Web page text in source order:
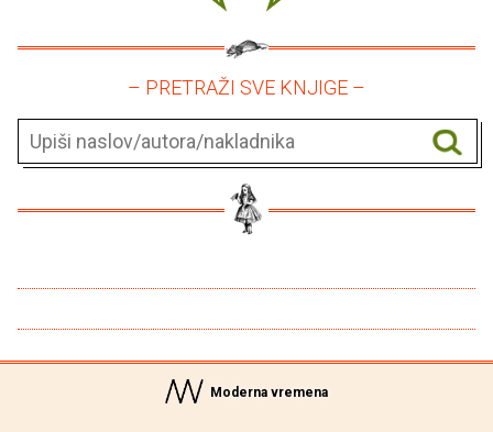
– PRETRAŽI SVE KNJIGE –
Moderna vremena